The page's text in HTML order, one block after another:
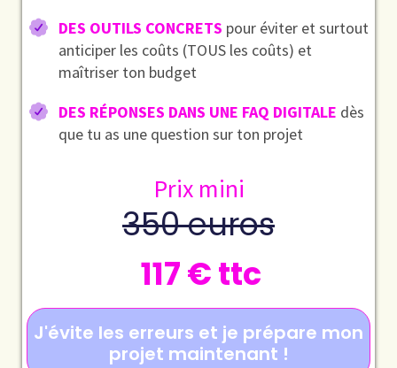
DES OUTILS CONCRETS pour éviter et surtout
anticiper les coûts (TOUS les coûts) et
maîtriser ton budget
DES RÉPONSES DANS UNE FAQ DIGITALE dès
que tu as une question sur ton projet
Prix mini
350 euros
117 € ttc
J'évite les erreurs et je prépare mon
projet maintenant !